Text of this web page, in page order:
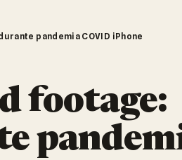
pandemia COVID iPhone
footage: